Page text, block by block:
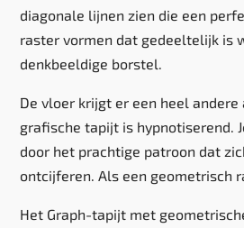
diagonale lijnen zien die een
raster vormen dat gedeeltelijk is
denkbeeldige borstel.
De vloer krijgt er een heel andere
grafische tapijt is hypnotiserend.
door het prachtige patroon dat
ontcijferen. Als een geometrisch
Het Graph-tapijt met